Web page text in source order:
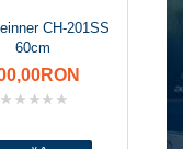
CH-201SS
60cm